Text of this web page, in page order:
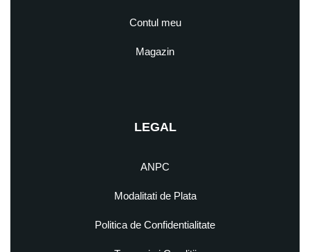
Contul meu
Magazin
LEGAL
ANPC
Modalitati de Plata
Politica de Confidentialitate